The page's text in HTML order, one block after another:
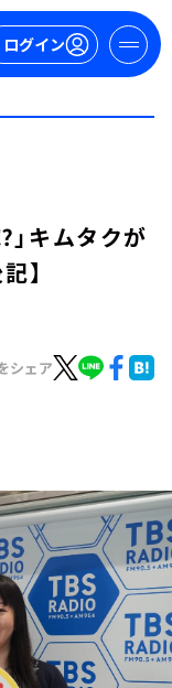
ログイン
キムタクが
】
シェア